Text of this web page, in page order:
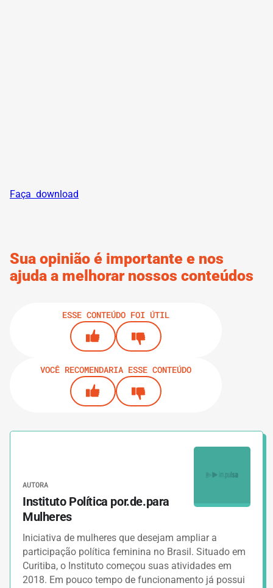
Faça download
Sua opinião é importante e nos
ajuda a melhorar nossos conteúdos
ESSE CONTEÚDO FOI ÚTIL
VOCÊ RECOMENDARIA ESSE CONTEÚDO
AUTORA
Instituto Política por.de.para
Mulheres
Iniciativa de mulheres que desejam ampliar a
participação política feminina no Brasil. Situado em
Curitiba, o Instituto começou suas atividades em
2018. Em pouco tempo de funcionamento já possui